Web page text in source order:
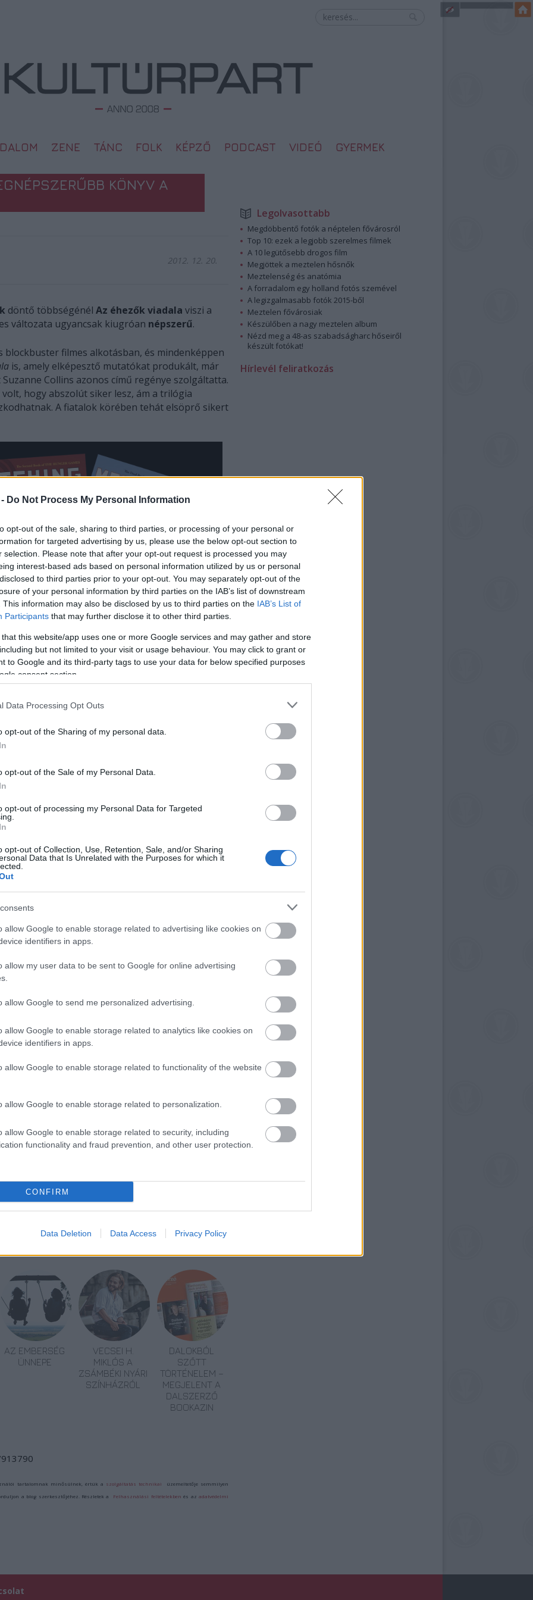
Do Not Process My Personal Information
opt-out of the sale, sharing to third parties, or processing of your personal or
for targeted advertising by us, please use the below opt-out section to
selection. Please note that after your opt-out request is processed you may
interest-based ads based on personal information utilized by us or personal
to third parties prior to your opt-out. You may separately opt-out of the
of your personal information by third parties on the IAB’s list of downstream
This information may also be disclosed by us to third parties on the IAB’s List of
Participants that may further disclose it to other third parties.
that this website/app uses one or more Google services and may gather and store
but not limited to your visit or usage behaviour. You may click to grant or
to Google and its third-party tags to use your data for below specified purposes
consent section.
Data Processing Opt Outs
opt-out of the Sharing of my personal data.
opt-out of the Sale of my Personal Data.
opt-out of processing my Personal Data for Targeted
opt-out of Collection, Use, Retention, Sale, and/or Sharing
Data that Is Unrelated with the Purposes for which it
allow Google to enable storage related to advertising like cookies on
identifiers in apps.
allow my user data to be sent to Google for online advertising
allow Google to send me personalized advertising.
allow Google to enable storage related to analytics like cookies on
identifiers in apps.
allow Google to enable storage related to functionality of the website
allow Google to enable storage related to personalization.
allow Google to enable storage related to security, including
functionality and fraud prevention, and other user protection.
CONFIRM
Data Deletion Data Access Privacy Policy
ZENE TÁNC FOLK KÉPZŐ PODCAST VIDEÓ GYERMEK
KÖNYV A
2012. 12. 20.
döntő többségénél Az éhezők viadala viszi a
változata ugyancsak kiugróan népszerű.
blockbuster filmes alkotásban, és mindenképpen
is, amely elképesztő mutatókat produkált, már
Collins azonos című regénye szolgáltatta.
hogy abszolút siker lesz, ám a trilógia
A fiatalok körében tehát elsöprő sikert
kötetei toronymagasan vezetik a
jele. Joggal feltételezhetjük, hogy ez az
hiszen a vásznon még csak most kezdődött el a
úgy itt is biztosított a filmes alkotás
és a Katniss Everdeent alakító Jennifer
vállalta a kihívást) figyelemreméltó ívet írt le
A Bradley Cooperrel készült legújabb filmjében
nyújt, ami talán egyenes utat jelenthet a
és ifjúsági könyvei:
Collins (Scholastic)
by Suzanne Collins (Scholastic)
by Suzanne Collins (Scholastic)
Collins (Scholastic)
by Suzanne Collins (Scholastic)
Children's Books)
(Templar)
(Walker Books)
Children's)
Suzanne Collins (Scholastic)
AZ EMBERSÉG
ÜNNEPE
VECSEI H.
MIKLÓS A
ZSÁMBÉKI NYÁRI
SZÍNHÁZRÓL
DALOKBÓL
SZŐTT
TÖRTÉNELEM –
MEGJELENT A
DALSZERZŐ
BOOKAZIN
tartalomnak minősülnek, értük a szolgáltatás technikai üzemeltetője semmilyen
a blog szerkesztőjéhez. Részletek a Felhasználási feltételekben és azadatvédelmi
Legolvasottabb
Megdöbbentő fotók a néptelen fővárosról
Top 10: ezek a legjobb szerelmes filmek
A 10 legütősebb drogos film
Megjöttek a meztelen hősnők
Meztelenség és anatómia
A forradalom egy holland fotós szemével
A legizgalmasabb fotók 2015-ből
Meztelen fővárosiak
Készülőben a nagy meztelen album
Nézd meg a 48-as szabadságharc hőseiről
készült fotókat!
Hírlevél feliratkozás